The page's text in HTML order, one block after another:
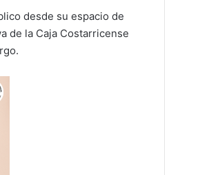
desde su espacio de
de la Caja Costarricense